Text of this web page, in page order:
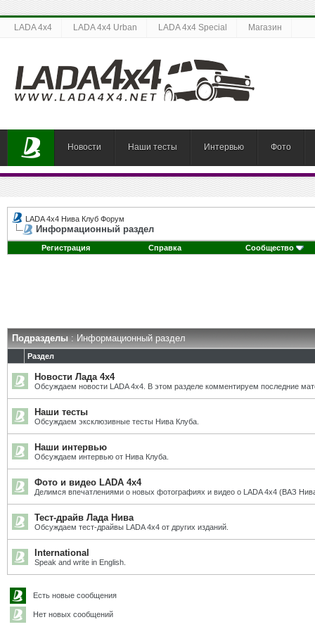
LADA 4x4 LADA 4x4 Urban LADA 4x4 Special Магазин
Новости Наши тесты Интервью Фото
LADA 4x4 Нива Клуб Форум
Информационный раздел
Регистрация Справка Сообщество
Подразделы: Информационный раздел
Раздел
Новости Лада 4х4
Обсуждаем новости LADA 4x4. В этом разделе комментируем последние
Наши тесты
Обсуждаем эксклюзивные тесты Нива Клуба.
Наши интервью
Обсуждаем интервью от Нива Клуба.
Фото и видео LADA 4x4
Делимся впечатлениями о новых фотографиях и видео о LADA 4x4 (ВАЗ
Тест-драйв Лада Нива
Обсуждаем тест-драйвы LADA 4x4 от других изданий.
International
Speak and write in English.
Есть новые сообщения
Нет новых сообщений